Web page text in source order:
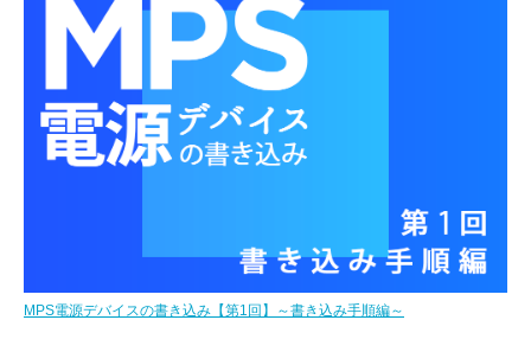
MPS電源デバイスの書き込み【第1回】～書き込み手順編～